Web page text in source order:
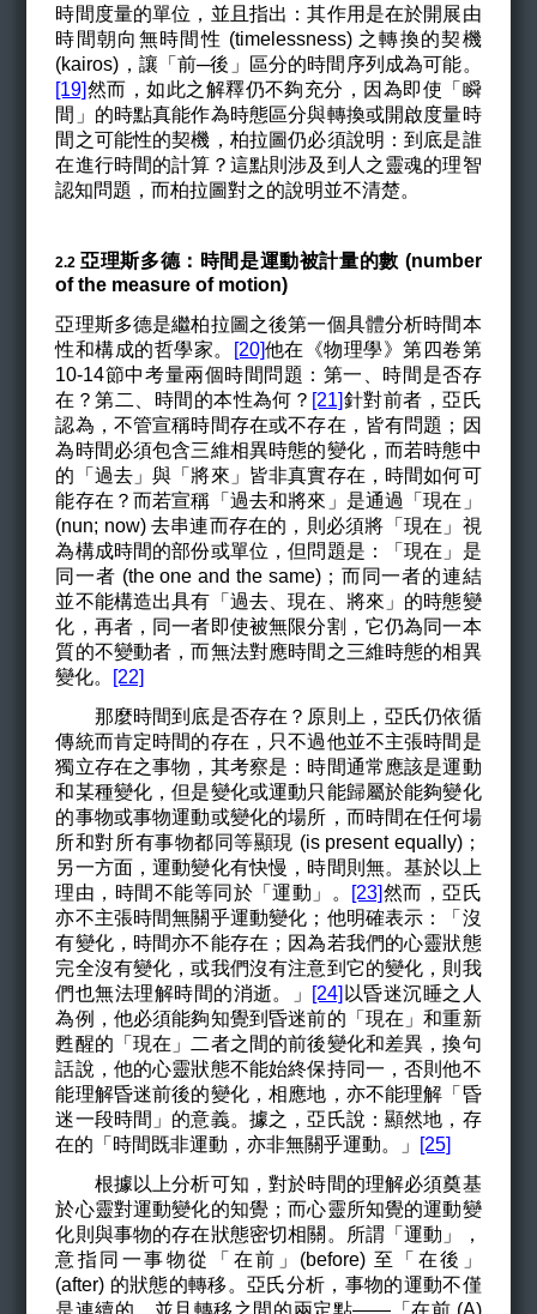
時間度量的單位，並且指出：其作用是在於開展由
時間朝向無時間性 (timelessness) 之轉換的契機
(kairos)，讓「前─後」區分的時間序列成為可能。
[19]然而，如此之解釋仍不夠充分，因為即使「瞬
間」的時點真能作為時態區分與轉換或開啟度量時
間之可能性的契機，柏拉圖仍必須說明：到底是誰
在進行時間的計算？這點則涉及到人之靈魂的理智
認知問題，而柏拉圖對之的說明並不清楚。
2.2亞理斯多德：時間是運動被計量的數 (number
of the measure of motion)
亞理斯多德是繼柏拉圖之後第一個具體分析時間本
性和構成的哲學家。
[20]他在《物理學》第四卷第
10-14節中考量兩個時間問題：第一、時間是否存
在？第二、時間的本性為何？ [21]針對前者，亞氏
認為，不管宣稱時間存在或不存在，皆有問題；因
為時間必須包含三維相異時態的變化，而若時態中
的「過去」與「將來」皆非真實存在，時間如何可
能存在？而若宣稱「過去和將來」是通過「現在」
(nun; now) 去串連而存在的，則必須將「現在」視
為構成時間的部份或單位，但問題是：「現在」是
同一者 (the one and the same)；而同一者的連結
並不能構造出具有「過去、現在、將來」的時態變
化，再者，同一者即使被無限分割，它仍為同一本
質的不變動者，而無法對應時間之三維時態的相異
變化。 [22]
那麼時間到底是否存在？原則上，亞氏仍依循
傳統而肯定時間的存在，只不過他並不主張時間是
獨立存在之事物，其考察是：時間通常應該是運動
和某種變化，但是變化或運動只能歸屬於能夠變化
的事物或事物運動或變化的場所，而時間在任何場
所和對所有事物都同等顯現 (is present equally)；
另一方面，運動變化有快慢，時間則無。基於以上
理由，時間不能等同於「運動」。
[23]然而，亞氏
亦不主張時間無關乎運動變化；他明確表示：「沒
有變化，時間亦不能存在；因為若我們的心靈狀態
完全沒有變化，或我們沒有注意到它的變化，則我
們也無法理解時間的消逝。」 [24] 以昏迷沉睡之人
為例，他必須能夠知覺到昏迷前的「現在」和重新
甦醒的「現在」二者之間的前後變化和差異，換句
話說，他的心靈狀態不能始終保持同一，否則他不
能理解昏迷前後的變化，相應地，亦不能理解「昏
迷一段時間」的意義。據之，亞氏說：顯然地，存
在的「時間既非運動，亦非無關乎運動。」 [25]
根據以上分析可知，對於時間的理解必須奠基
於心靈對運動變化的知覺；而心靈所知覺的運動變
化則與事物的存在狀態密切相關。所謂「運動」，
意指同一事物從「在前」(before) 至「在後」
(after) 的狀態的轉移。亞氏分析，事物的運動不僅
是連續的，並且轉移之間的兩定點——「在前 (A)